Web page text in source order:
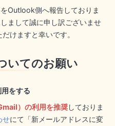
Outlook側へ報告しておりま
まして誠に申し訳ございませ
けますと幸いです。
いてのお願い
をする
）の利用を推奨しておりま
せにて「新メールアドレスに変